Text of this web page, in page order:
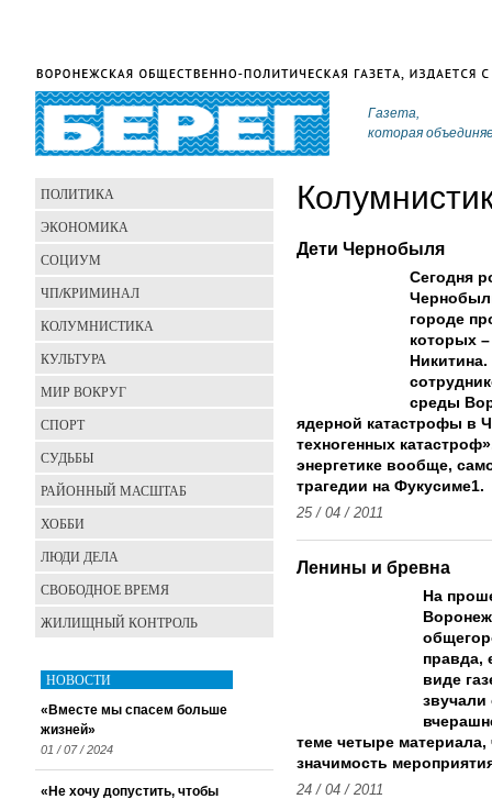
Газета,
которая
Дети Чернобыля
Сегодня
городе
которых
среды
ядерной катастрофы в
техногенных
энергетике вообще,
трагедии на Фукусиме­1.
25 / 04 / 2011
Ленины и бревна
На
правда,
виде
звучали
теме четыре
значимость
24 / 04 / 2011
ПОЛИТИКА
ЭКОНОМИКА
СОЦИУМ
ЧП/КРИМИНАЛ
КОЛУМНИСТИКА
КУЛЬТУРА
МИР ВОКРУГ
СПОРТ
СУДЬБЫ
РАЙОННЫЙ МАСШТАБ
ХОББИ
ЛЮДИ ДЕЛА
СВОБОДНОЕ ВРЕМЯ
ЖИЛИЩНЫЙ КОНТРОЛЬ
НОВОСТИ
«Вместе мы спасем больше
жизней»
01 / 07 / 2024
«Не хочу допустить, чтобы